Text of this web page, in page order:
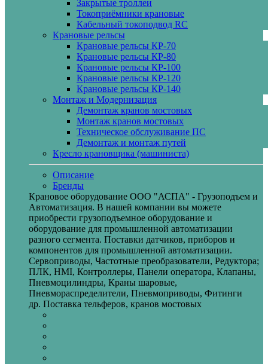
Закрытые троллеи
Токоприёмники крановые
Кабельный токоподвод RC
Крановые рельсы
Крановые рельсы КР-70
Крановые рельсы КР-80
Крановые рельсы КР-100
Крановые рельсы КР-120
Крановые рельсы КР-140
Монтаж и Модернизация
Демонтаж кранов мостовых
Монтаж кранов мостовых
Техническое обслуживание ПС
Демонтаж и монтаж путей
Кресло крановщика (машиниста)
Описание
Бренды
Крановое оборудование ООО "АСПА" - Грузоподъем и
Автоматизация. В нашей компании вы можете
приобрести грузоподъемное оборудование и
оборудование для промышленной автоматизации
разного сегмента. Поставки датчиков, приборов и
компонентов для промышленной автоматизации.
Сервоприводы, Частотные преобразователи, Редуктора;
ПЛК, HMI, Контроллеры, Панели оператора, Клапаны,
Пневмоцилиндры, Краны шаровые,
Пневмораспределители, Пневмоприводы, Фитинги
др. Поставка тельферов, кранов мостовых